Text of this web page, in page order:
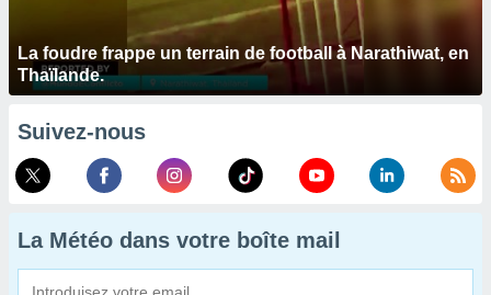
La foudre frappe un terrain de football à Narathiwat, en
Thaïlande.
Suivez-nous
La Météo dans votre boîte mail